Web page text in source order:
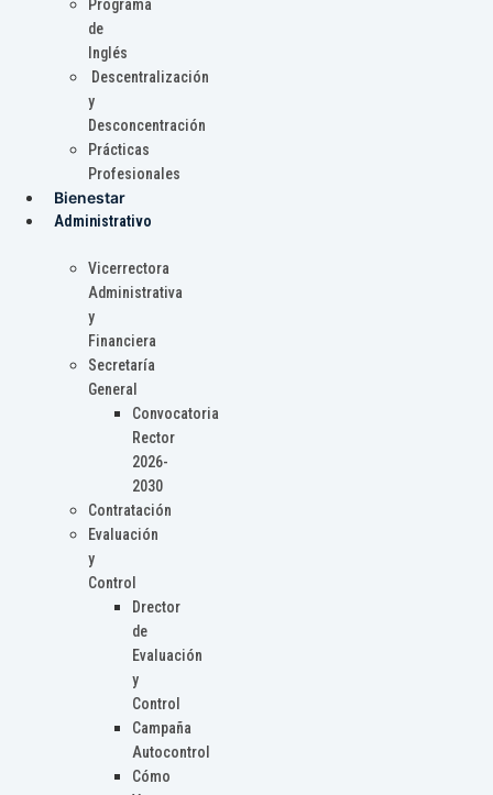
Programa
de
Inglés
Descentralización
y
Desconcentración
Prácticas
Profesionales
Bienestar
Administrativo
Vicerrectora
Administrativa
y
Financiera
Secretaría
General
Convocatoria
Rector
2026-
2030
Contratación
Evaluación
y
Control
Drector
de
Evaluación
y
Control
Campaña
Autocontrol
Cómo